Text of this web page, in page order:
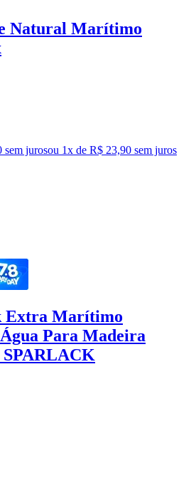
Natural Marítimo
sem jurosou 1x de R$ 23,90 sem juros
Extra Marítimo
Para Madeira